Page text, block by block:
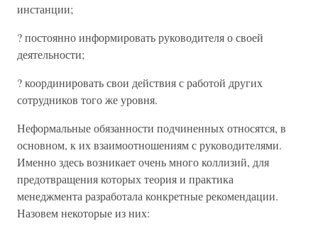
инстанции;
? постоянно информировать руководителя о своей
деятельности;
? координировать свои действия с работой других
сотрудников того же уровня.
Неформальные обязанности подчиненных относятся, в
основном, к их взаимоотношениям с руководителями.
Именно здесь возникает очень много коллизий, для
предотвращения которых теория и практика
менеджмента разработала конкретные рекомендации.
Назовем некоторые из них: